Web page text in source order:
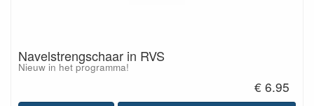
Navelstrengschaar in RVS
Nieuw in het programma!
€ 6.95